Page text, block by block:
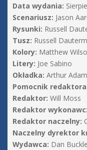
Data wydania:
Scenariusz: Jason
Rysunki: Russell
Tusz: Russell
Kolory: Matthew
Litery: Joe Sabino
Okładka: Arthur
Pomocnik
Redaktor: Will Moss
Redaktor
Redaktor naczelny:
Naczelny dyrektor
Wydawca: Dan